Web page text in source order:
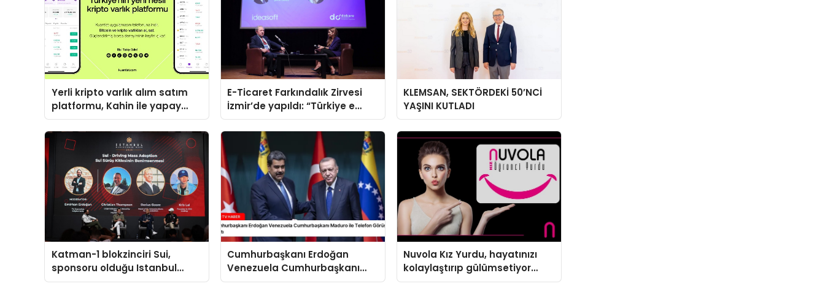
Yerli kripto varlık alım satım
platformu, Kahin ile yapay
zeka ve blokzinciri
ekosistemini birleştiriyor
E-Ticaret Farkındalık Zirvesi
İzmir’de yapıldı: “Türkiye e
ticarette büyük bir fırsata
sahip”
KLEMSAN, SEKTÖRDEKİ 50’NCİ
YAŞINI KUTLADI
Katman-1 blokzinciri Sui,
sponsoru olduğu Istanbul
Blockchain Week 2024’te yeni
Cumhurbaşkanı Erdoğan
Venezuela Cumhurbaşkanı
Maduro ile Telefon Görüşmesi
Nuvola Kız Yurdu, hayatınızı
kolaylaştırıp gülümsetiyor…